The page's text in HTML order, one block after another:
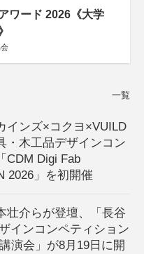
ワード 2026《大学
一覧
インズ×コクヨ×VUILD
・木工品デザインコン
CDM Digi Fab
2026」を初開催
壮介らが登壇、「長谷
インコンペティション
演会」が8月19日に開